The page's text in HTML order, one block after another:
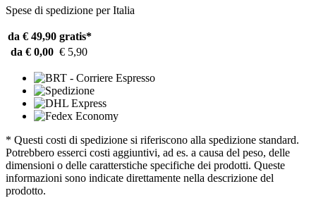
Spese di spedizione per Italia
da € 49,90 gratis*
da € 0,00 € 5,90
* Questi costi di spedizione si riferiscono alla spedizione standard.
Potrebbero esserci costi aggiuntivi, ad es. a causa del peso, delle
dimensioni o delle caratterstiche specifiche dei prodotti. Queste
informazioni sono indicate direttamente nella descrizione del
prodotto.